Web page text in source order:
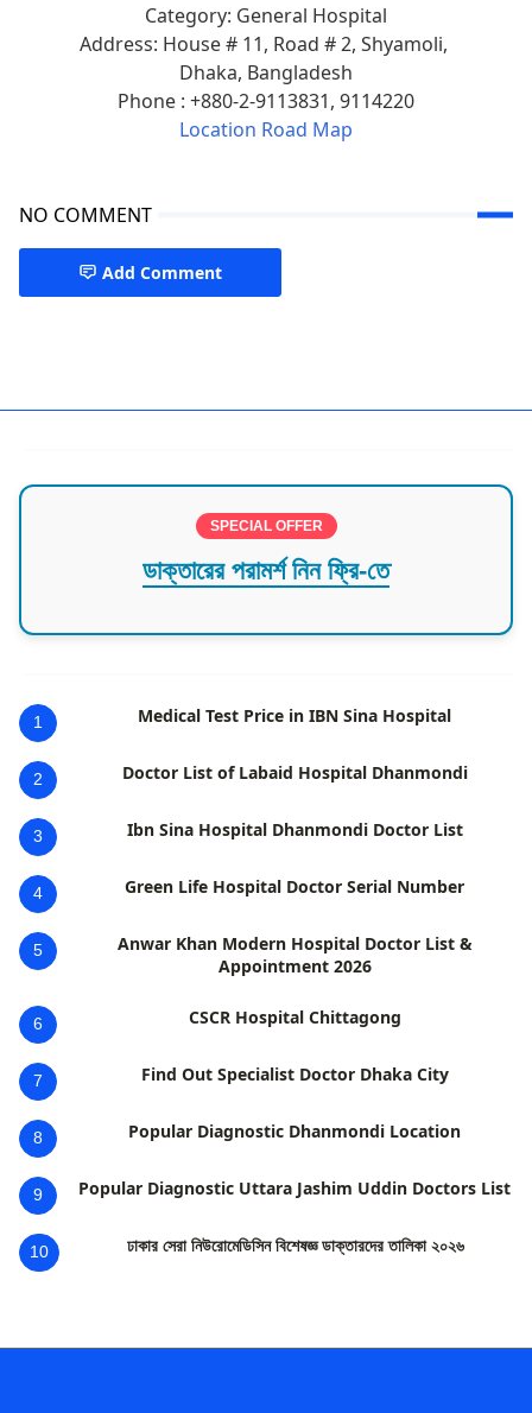
Category: General Hospital
Address: House # 11, Road # 2, Shyamoli,
Dhaka, Bangladesh
Phone : +880-2-9113831, 9114220
Location Road Map
NO COMMENT
Add Comment
SPECIAL OFFER
ডাক্তারের পরামর্শ নিন ফ্রি-তে
1 Medical Test Price in IBN Sina Hospital
2 Doctor List of Labaid Hospital Dhanmondi
3 Ibn Sina Hospital Dhanmondi Doctor List
4 Green Life Hospital Doctor Serial Number
5
Anwar Khan Modern Hospital Doctor List &
Appointment 2026
6 CSCR Hospital Chittagong
7 Find Out Specialist Doctor Dhaka City
8 Popular Diagnostic Dhanmondi Location
9 Popular Diagnostic Uttara Jashim Uddin Doctors List
10 ঢাকার সেরা নিউরোমেডিসিন বিশেষজ্ঞ ডাক্তারদের তালিকা ২০২৬